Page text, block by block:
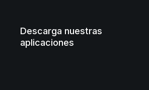
Descarga nuestras
aplicaciones